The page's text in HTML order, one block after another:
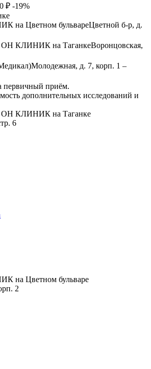
₽ -19%
на Цветном бульвареЦветной б-р, д.
ОН КЛИНИК на ТаганкеВоронцовская,
Молодежная, д. 7, корп. 1 –
первичный приём.
дополнительных исследований и
ОН КЛИНИК на Таганке
6
на Цветном бульваре
2